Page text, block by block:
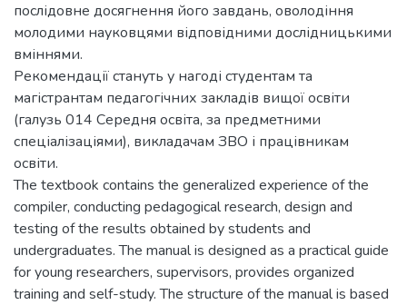
послідовне досягнення його завдань, оволодіння
молодими науковцями відповідними дослідницькими
вміннями.
Рекомендації стануть у нагоді студентам та
магістрантам педагогічних закладів вищої освіти
(галузь 014 Середня освіта, за предметними
спеціалізаціями), викладачам ЗВО і працівникам
освіти.
The textbook contains the generalized experience of the
compiler, conducting pedagogical research, design and
testing of the results obtained by students and
undergraduates. The manual is designed as a practical guide
for young researchers, supervisors, provides organized
training and self-study. The structure of the manual is based